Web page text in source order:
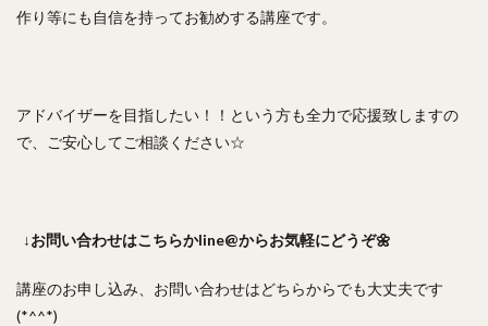
作り等にも自信を持ってお勧めする講座です。
アドバイザーを目指したい！！という方も全力で応援致しますの
で、ご安心してご相談ください☆
↓お問い合わせはこちらかline@からお気軽にどうぞ🌼
講座のお申し込み、お問い合わせはどちらからでも大丈夫です
(*^^*)